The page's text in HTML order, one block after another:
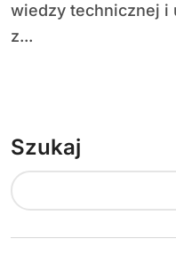
wiedzy technicznej i
z...
Szukaj